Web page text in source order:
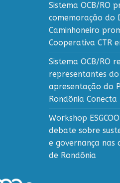
Sistema OCB/RO
comemoração do
Caminhoneiro
Cooperativa CTR
Sistema OCB/RO
representantes
apresentação do
Rondônia Conecta
Workshop
debate sobre
e governança nas
de Rondônia